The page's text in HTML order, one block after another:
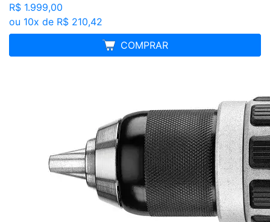
R$ 1.999,00
ou 10x de R$ 210,42
COMPRAR
FRETE GRÁTIS